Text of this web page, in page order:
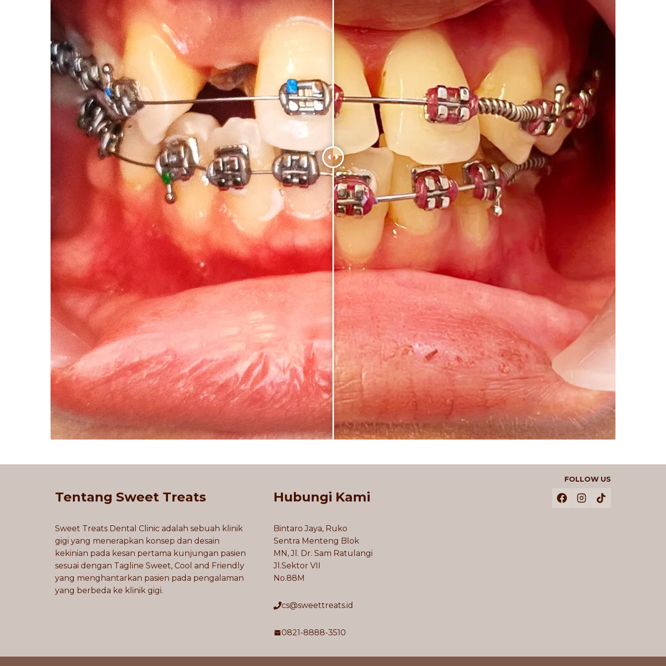
Tentang Sweet Treats
Sweet Treats Dental Clinic adalah sebuah klinik
gigi yang menerapkan konsep dan desain
kekinian pada kesan pertama kunjungan pasien
sesuai dengan Tagline Sweet, Cool and Friendly
yang menghantarkan pasien pada pengalaman
yang berbeda ke klinik gigi.
Hubungi Kami
Bintaro Jaya, Ruko
Sentra Menteng Blok
MN, Jl. Dr. Sam Ratulangi
Jl.Sektor VII
No.88M
cs@sweettreats.id
0821-8888-3510
FOLLOW US